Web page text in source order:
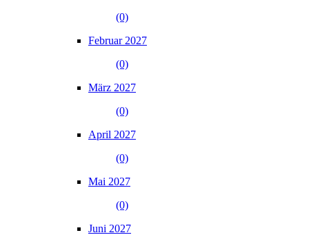
(0)
Februar 2027
(0)
März 2027
(0)
April 2027
(0)
Mai 2027
(0)
Juni 2027